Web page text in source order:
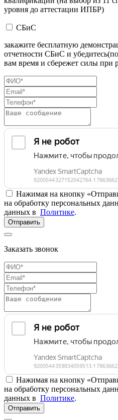
уровня до аттестации ИПБР)
СБиС
закажите бесплатную
отчетности СБиС и
вам время и сбережет силы при
Нажимая на кнопку
на обработку персональных
данных в Политике.
Отправить
Заказать звонок
Нажимая на кнопку
на обработку персональных
данных в Политике.
Отправить